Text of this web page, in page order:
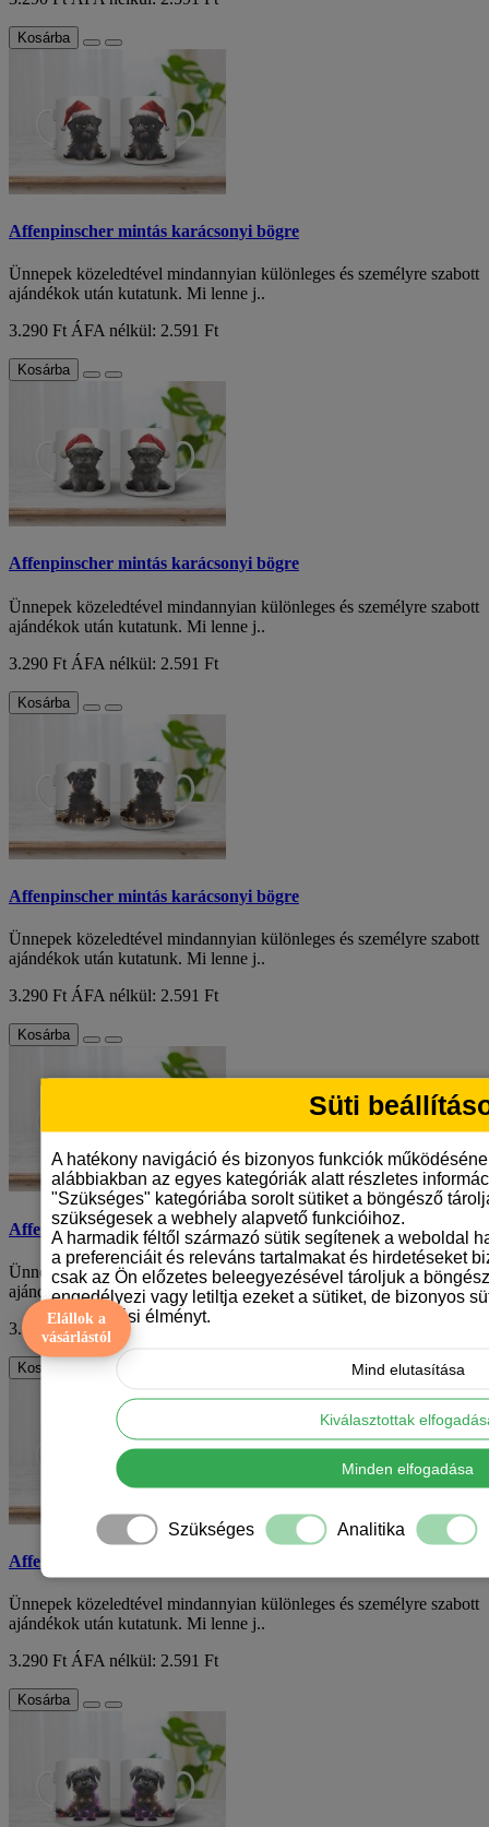
Kosárba
Affenpinscher mintás karácsonyi bögre
Ünnepek közeledtével mindannyian különleges és személyre szabott
ajándékok után kutatunk. Mi lenne j..
3.290 Ft ÁFA nélkül: 2.591 Ft
Kosárba
Affenpinscher mintás karácsonyi bögre
Ünnepek közeledtével mindannyian különleges és személyre szabott
ajándékok után kutatunk. Mi lenne j..
3.290 Ft ÁFA nélkül: 2.591 Ft
Kosárba
Affenpinscher mintás karácsonyi bögre
Ünnepek közeledtével mindannyian különleges és személyre szabott
ajándékok után kutatunk. Mi lenne j..
3.290 Ft ÁFA nélkül: 2.591 Ft
Kosárba
Affenpinscher mintás karácsonyi bögre
Ünnepek közeledtével mindannyian különleges és személyre szabott
ajándékok után kutatunk. Mi lenne j..
3.290 FtÁFA nélkül: 2.591 Ft
Kosárba
Affenpinscher mintás karácsonyi bögre
Ünnepek közeledtével mindannyian különleges és személyre szabott
ajándékok után kutatunk. Mi lenne j..
3.290 Ft ÁFA nélkül: 2.591 Ft
Kosárba
Elállok a
vásárlástól
Süti
A hatékony navigáció és bizonyos funkciók
alábbiakban az egyes kategóriák alatt részletes
"Szükséges" kategóriába sorolt sütiket a böngésző
szükségesek a webhely alapvető funkcióihoz.
A harmadik féltől származó sütik segítenek a weboldal
a preferenciáit és releváns tartalmakat és hirdetéseket
csak az Ön előzetes beleegyezésével tároljuk a
engedélyezi vagy letiltja ezeket a sütiket, de bizonyos
böngészési élményt.
Mind elutasítása
Kiválasztottak
Minden elfogadása
Szükséges Analitika